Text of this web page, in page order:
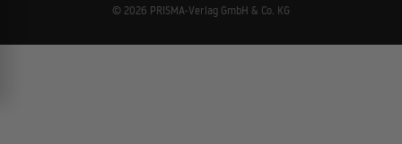
© 2026 PRISMA-Verlag GmbH & Co. KG